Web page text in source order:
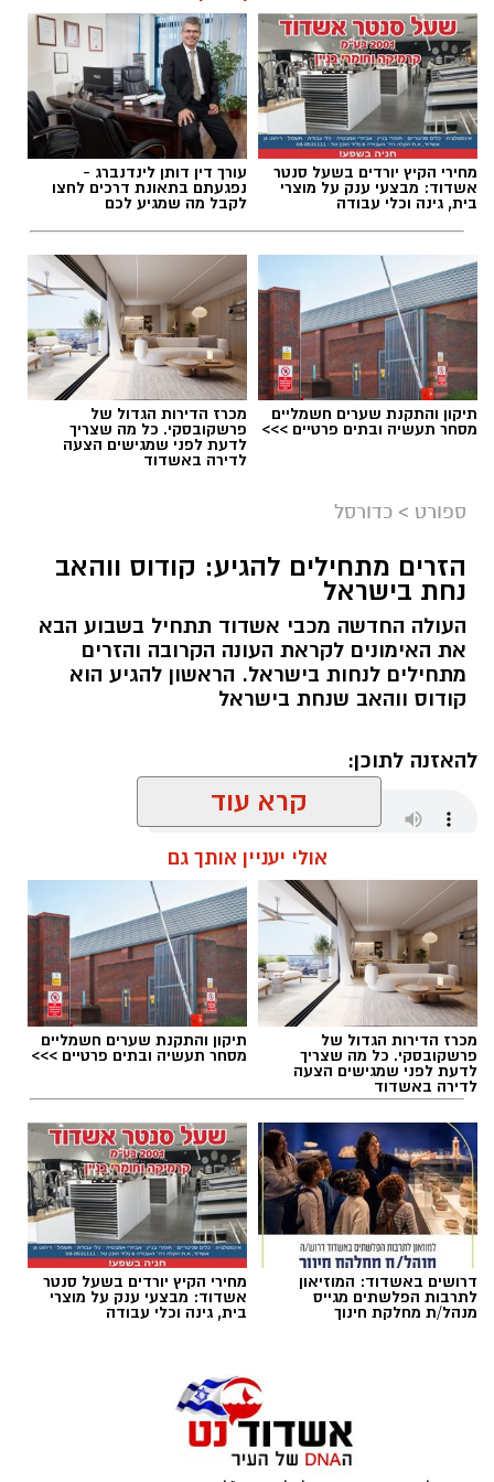
שחר כחלון / 18:01 07.08.26
תגים:מכבי אשדוד, דן קציר
רוצה לעקוב אחרי הערוץ של הקבוצה "אשדוד נט"
ב-WhatsApp לחצו כאן
להורדת אפליקציה של אשדוד נט לחצו כאן
מחירי הקיץ יורדים בשעל סנטר
אשדוד: מבצעי ענק על מוצרי
בית, גינה וכלי עבודה
עורך דין דותן לינדנברג -
נפגעתם בתאונת דרכים לחצו
לקבל מה שמגיע לכם
תיקון והתקנת שערים חשמליים
מסחר תעשיה ובתים פרטיים >>>
מכרז הדירות הגדול של
פרשקובסקי. כל מה שצריך
לדעת לפני שמגישים הצעה
לדירה באשדוד
ספורט > כדורסל
הזרים מתחילים להגיע: קודוס ווהאב
נחת בישראל
העולה החדשה מכבי אשדוד תתחיל בשבוע הבא
את האימונים לקראת העונה הקרובה והזרים
מתחילים לנחות בישראל. הראשון להגיע הוא
קודוס ווהאב שנחת בישראל
להאזנה לתוכן:
שחר כחלון / 17:59 07.08.26
תגים:מכבי אשדוד, קודוס ווהאב
קודוס ווהאב (מכבי אשדוד)
קרא עוד
אולי יעניין אותך גם
מכרז הדירות הגדול של
פרשקובסקי. כל מה שצריך
לדעת לפני שמגישים הצעה
לדירה באשדוד
תיקון והתקנת שערים חשמליים
מסחר תעשיה ובתים פרטיים >>>
דרושים באשדוד: המוזיאון
לתרבות הפלשתים מגייס
מנהל/ת מחלקת חינוך
מחירי הקיץ יורדים בשעל סנטר
אשדוד: מבצעי ענק על מוצרי
בית, גינה וכלי עבודה